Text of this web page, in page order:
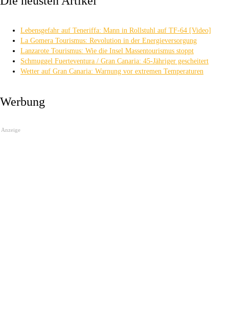
Lebensgefahr auf Teneriffa: Mann in Rollstuhl auf TF-64 [Video]
La Gomera Tourismus: Revolution in der Energieversorgung
Lanzarote Tourismus: Wie die Insel Massentourismus stoppt
Schmuggel Fuerteventura / Gran Canaria: 45-Jähriger gescheitert
Wetter auf Gran Canaria: Warnung vor extremen Temperaturen
Werbung
Anzeige